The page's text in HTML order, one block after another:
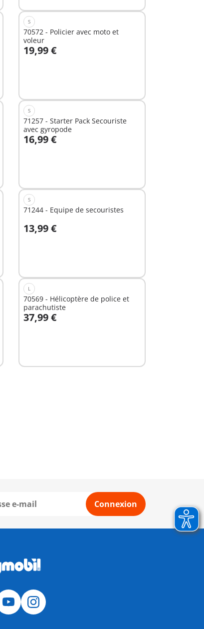
S
70572 - Policier avec moto et
voleur
19,99 €
Au panier
S
71257 - Starter Pack Secouriste
avec gyropode
16,99 €
Au panier
S
71244 - Equipe de secouristes
13,99 €
Au panier
L
70569 - Hélicoptère de police et
parachutiste
37,99 €
Au panier
Connexion